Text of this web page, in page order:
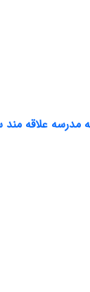
مدرسه علاقه مند